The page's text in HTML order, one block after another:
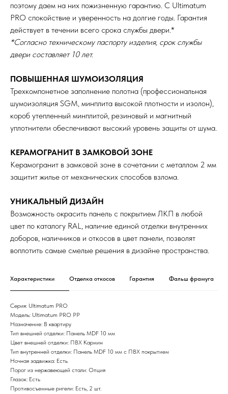
поэтому даем на них пожизненную гарантию. С Ultimatum
PRO спокойствие и уверенность на долгие годы. Гарантия
действует в течении всего срока службы двери.*
*Согласно техническому паспорту изделия, срок службы
двери составляет 10 лет.
ПОВЫШЕННАЯ ШУМОИЗОЛЯЦИЯ
Трехкомпонетное заполнение полотна (профессиональная
шумоизоляция SGM, минплита высокой плотности и изолон),
короб утепленный минплитой, резиновый и магнитный
уплотнители обеспечивают высокий уровень защиты от шума.
КЕРАМОГРАНИТ В ЗАМКОВОЙ ЗОНЕ
Керамогранит в замковой зоне в сочетании с металлом 2 мм
защитит жилье от механических способов взлома.
УНИКАЛЬНЫЙ ДИЗАЙН
Возможность окрасить панель с покрытием ЛКП в любой
цвет по каталогу RAL, наличие единой отделки внутренних
доборов, наличников и откосов в цвет панели, позволят
воплотить самые смелые решения в дизайне пространства.
Характеристики Отделка откосов Гарантия Фальш фрамуга
Серия: Ultimatum PRO
Модель: Ultimatum PRO PP
Назначение: В квартиру
Тип внешней отделки: Панель MDF 10 мм
Цвет внешней отделки: ПВХ Кармин
Тип внутренней отделки: Панель MDF 10 мм с ПВХ покрытием
Ночная задвижка: Есть
Порог из нержавеющей стали: Опция
Глазок: Есть
Противосъемные ригели: Есть, 2 шт.